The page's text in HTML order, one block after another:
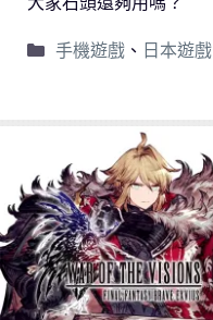
手機遊戲、 日本遊戲